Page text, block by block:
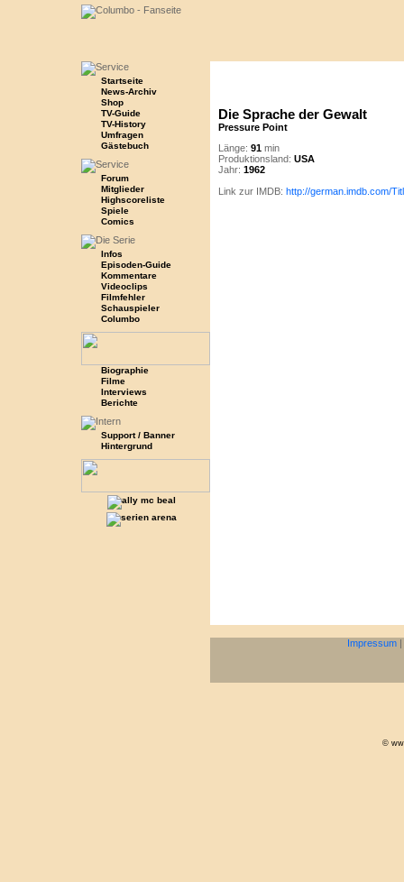
Startseite
News-Archiv
Shop
TV-Guide
TV-History
Umfragen
Gästebuch
Forum
Mitglieder
Highscoreliste
Spiele
Comics
Infos
Episoden-Guide
Kommentare
Videoclips
Filmfehler
Schauspieler
Columbo
Biographie
Filme
Interviews
Berichte
Support / Banner
Hintergrund
Die Sprache der Gewalt
Pressure Point
Länge: 91min
Produktionsland: USA
Jahr: 1962
Link zur IMDB: http://german.imdb.com/
Impressum |
©